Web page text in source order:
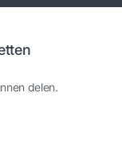
delen.